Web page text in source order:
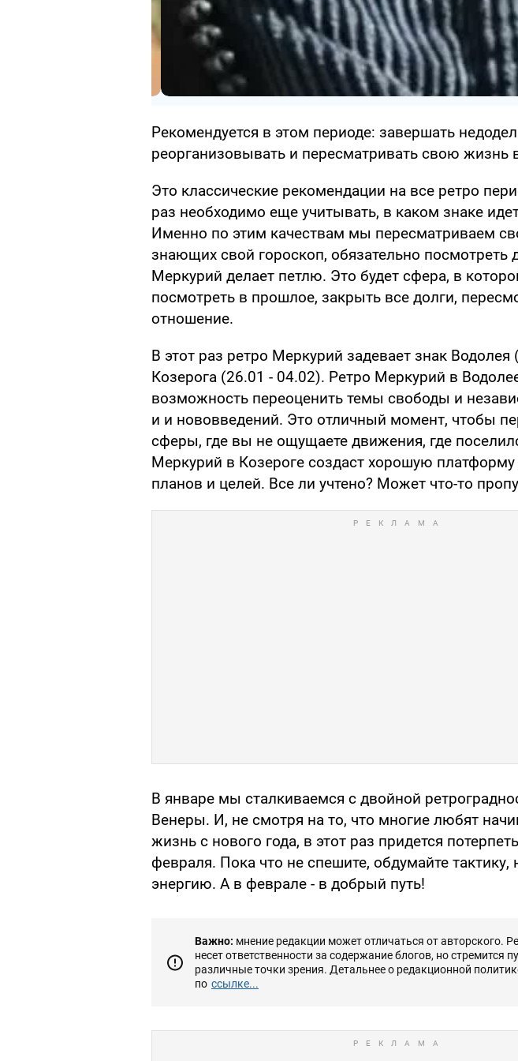
Рекомендуется в этом периоде: завершать
реорганизовывать и пересматривать свою жизнь
Это классические рекомендации на все ретро
раз необходимо еще учитывать, в каком знаке
Именно по этим качествам мы пересматриваем
знающих свой гороскоп, обязательно посмотреть
Меркурий делает петлю. Это будет сфера, в
посмотреть в прошлое, закрыть все долги,
отношение.
В этот раз ретро Меркурий задевает знак Водолея
Козерога (26.01 - 04.02). Ретро Меркурий в
возможность переоценить темы свободы и
и и нововведений. Это отличный момент, чтобы
сферы, где вы не ощущаете движения, где
Меркурий в Козероге создаст хорошую
планов и целей. Все ли учтено? Может что-то
В январе мы сталкиваемся с двойной
Венеры. И, не смотря на то, что многие любят
жизнь с нового года, в этот раз придется
февраля. Пока что не спешите, обдумайте тактику,
энергию. А в феврале - в добрый путь!
Важно: мнение редакции может отличаться от авторского.
несет ответственности за содержание блогов, но стремится
различные точки зрения. Детальнее о редакционной
по ссылке...